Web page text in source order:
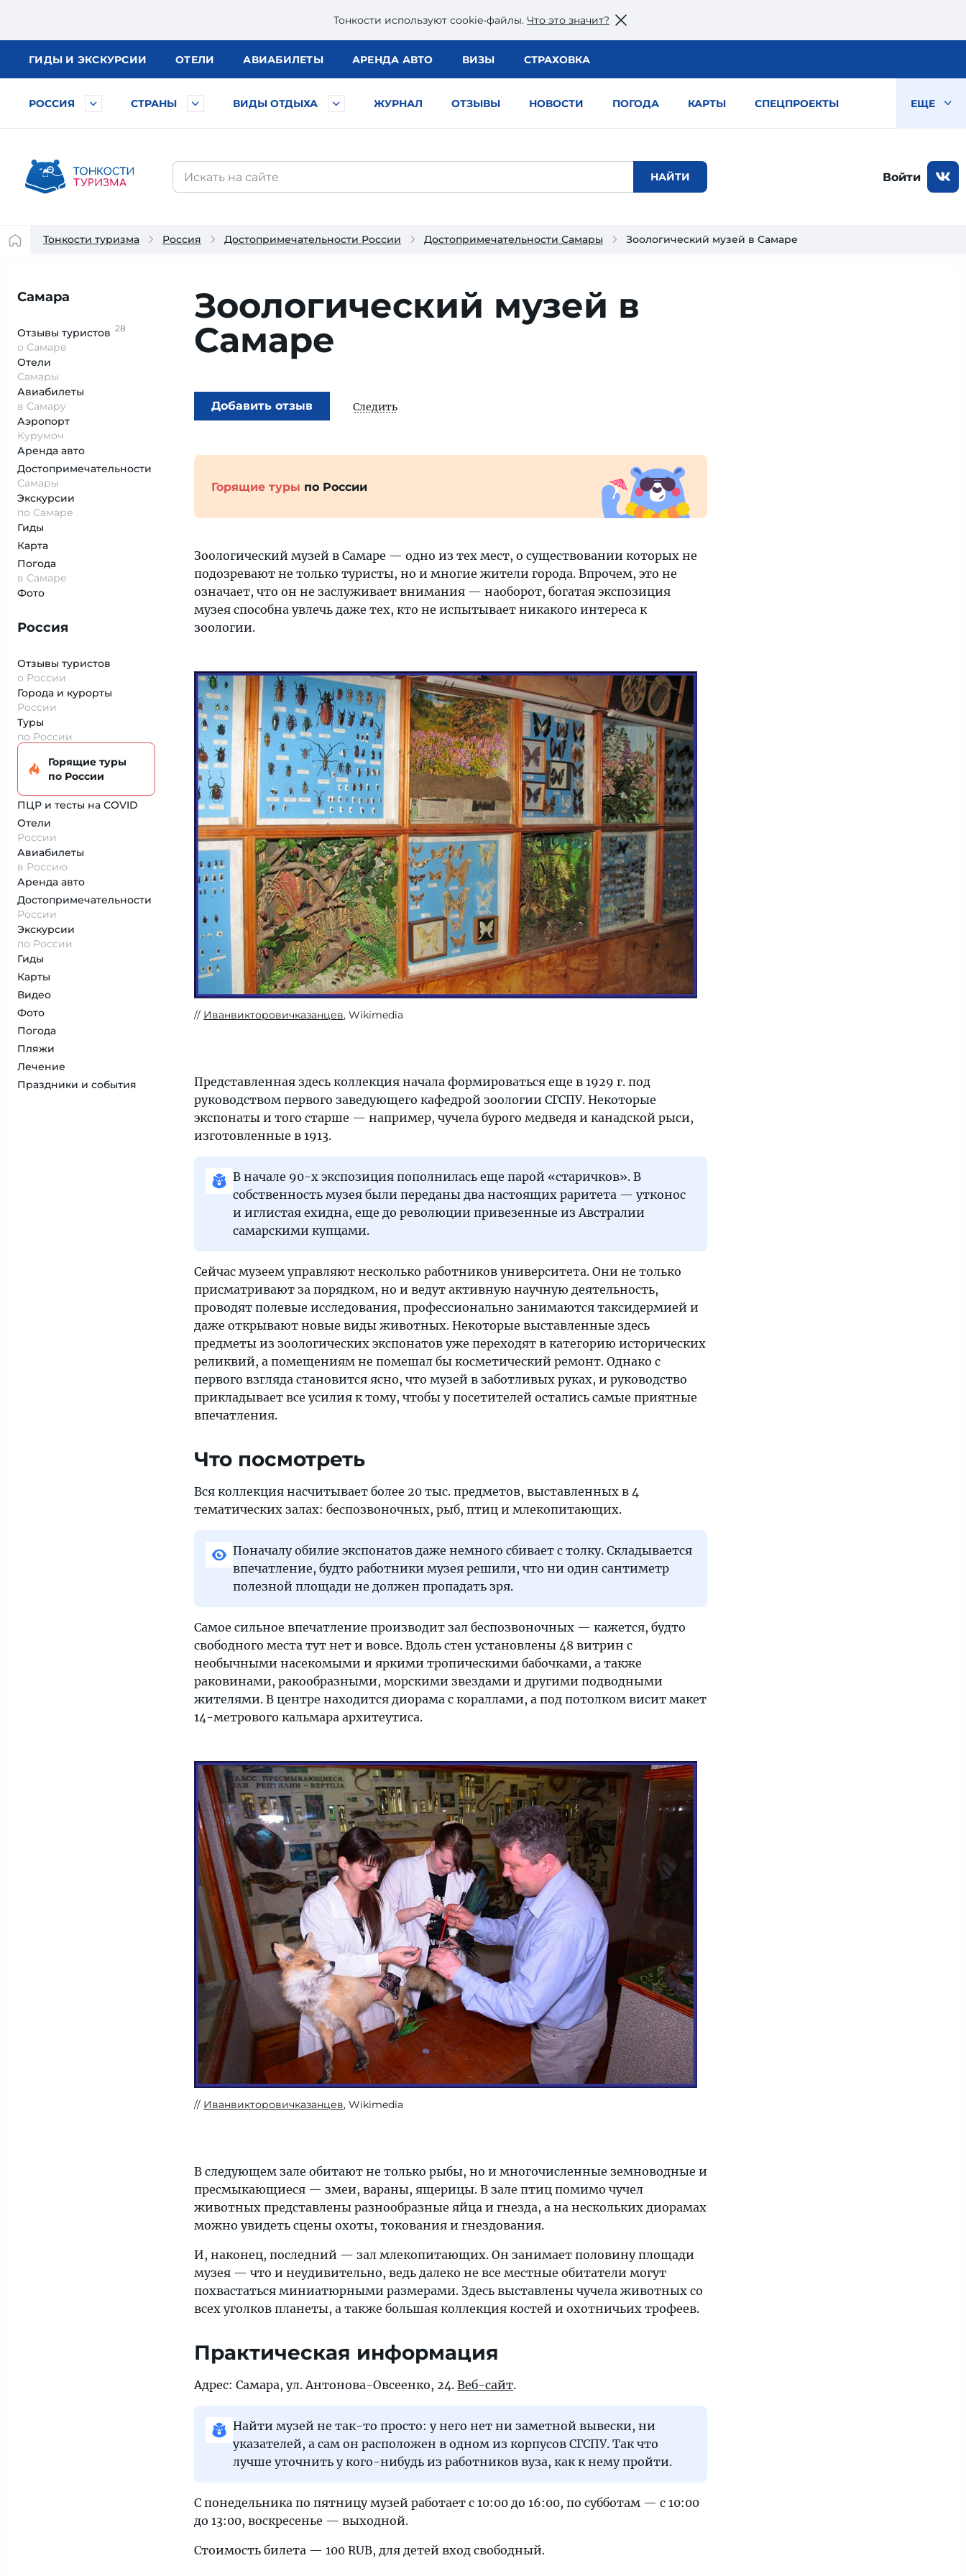
Тонкости используют сookie-файлы. Что это значит?
ГИДЫ И ЭКСКУРСИИ ОТЕЛИ АВИАБИЛЕТЫ АРЕНДА АВТО ВИЗЫ СТРАХОВКА
РОССИЯ СТРАНЫ ВИДЫ ОТДЫХА ЖУРНАЛ ОТЗЫВЫ НОВОСТИ ПОГОДА КАРТЫ СПЕЦПРОЕКТЫ ЕЩЕ
Войти
Тонкости туризма Россия Достопримечательности России Достопримечательности Самары Зоологический музей в Самаре
Самара
Отзывы туристов 28
о Самаре
Отели
Самары
Авиабилеты
в Самару
Аэропорт
Курумоч
Аренда авто
Достопримеча­тельности
Самары
Экскурсии
по Самаре
Гиды
Карта
Погода
в Самаре
Фото
Россия
Отзывы туристов
о России
Города и курорты
России
Туры
по России
Горящие туры
по России
ПЦР и тесты на COVID
Отели
России
Авиабилеты
в Россию
Аренда авто
Достопримеча­тельности
России
Экскурсии
по России
Гиды
Карты
Видео
Фото
Погода
Пляжи
Лечение
Праздники и события
Зоологический музей в
Самаре
Добавить отзыв Следить
Горящие туры по России
Зоологический музей в Самаре — одно из тех мест, о существовании которых не
подозревают не только туристы, но и многие жители города. Впрочем, это не
означает, что он не заслуживает внимания — наоборот, богатая экспозиция
музея способна увлечь даже тех, кто не испытывает никакого интереса к
зоологии.
Иванвикторовичказанцев, Wikimedia
Представленная здесь коллекция начала формироваться еще в 1929 г. под
руководством первого заведующего кафедрой зоологии СГСПУ. Некоторые
экспонаты и того старше — например, чучела бурого медведя и канадской рыси,
изготовленные в 1913.
В начале 90-х экспозиция пополнилась еще парой «старичков». В
собственность музея были переданы два настоящих раритета — утконос
и иглистая ехидна, еще до революции привезенные из Австралии
самарскими купцами.
Сейчас музеем управляют несколько работников университета. Они не только
присматривают за порядком, но и ведут активную научную деятельность,
проводят полевые исследования, профессионально занимаются таксидермией и
даже открывают новые виды животных. Некоторые выставленные здесь
предметы из зоологических экспонатов уже переходят в категорию исторических
реликвий, а помещениям не помешал бы косметический ремонт. Однако с
первого взгляда становится ясно, что музей в заботливых руках, и руководство
прикладывает все усилия к тому, чтобы у посетителей остались самые приятные
впечатления.
Что посмотреть
Вся коллекция насчитывает более 20 тыс. предметов, выставленных в 4
тематических залах: беспозвоночных, рыб, птиц и млекопитающих.
Поначалу обилие экспонатов даже немного сбивает с толку. Складывается
впечатление, будто работники музея решили, что ни один сантиметр
полезной площади не должен пропадать зря.
Самое сильное впечатление производит зал беспозвоночных — кажется, будто
свободного места тут нет и вовсе. Вдоль стен установлены 48 витрин с
необычными насекомыми и яркими тропическими бабочками, а также
раковинами, ракообразными, морскими звездами и другими подводными
жителями. В центре находится диорама с кораллами, а под потолком висит макет
14-метрового кальмара архитеутиса.
Иванвикторовичказанцев, Wikimedia
В следующем зале обитают не только рыбы, но и многочисленные земноводные и
пресмыкающиеся — змеи, вараны, ящерицы. В зале птиц помимо чучел
животных представлены разнообразные яйца и гнезда, а на нескольких диорамах
можно увидеть сцены охоты, токования и гнездования.
И, наконец, последний — зал млекопитающих. Он занимает половину площади
музея — что и неудивительно, ведь далеко не все местные обитатели могут
похвастаться миниатюрными размерами. Здесь выставлены чучела животных со
всех уголков планеты, а также большая коллекция костей и охотничьих трофеев.
Практическая информация
Адрес: Самара, ул. Антонова-Овсеенко, 24. Веб-сайт.
Найти музей не так-то просто: у него нет ни заметной вывески, ни
указателей, а сам он расположен в одном из корпусов СГСПУ. Так что
лучше уточнить у кого-нибудь из работников вуза, как к нему пройти.
С понедельника по пятницу музей работает с 10:00 до 16:00, по субботам — с 10:00
до 13:00, воскресенье — выходной.
Стоимость билета — 100 RUB, для детей вход свободный.